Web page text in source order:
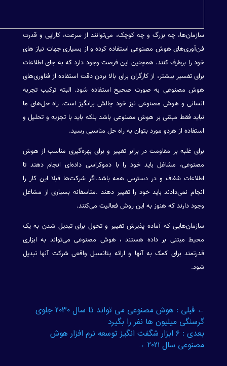
سازمان‌ها، چه بزرگ و چه کوچک، می‌توانند از سرعت، کارایی و قدرت
فن‌آوری‌های هوش مصنوعی استفاده کرده و از بسیاری جهات نیاز های
خود را برطرف کنند. همچنین این فرصت وجود دارد که به جای اطلاعات
برای تفسیر بیشتر، از کارگران برای بالا بردن دقت استفاده از فناوری‌های
هوش مصنوعی به صورت صحیح استفاده شود. البته ترکیب تجربه
انسانی و هوش مصنوعی نیز خود چالش برانگیز است. راه حل‌های ما
نباید فقط مبتنی بر هوش مصنوعی باشد بلکه باید با تجزیه و تحلیل و
استفاده از هردو مورد بتوان به راه حل مناسبی رسید.
برای غلبه بر مقاومت در برابر تغییر و برای بهره‌گیری مناسب از هوش
مصنوعی، مشاغل باید خود را با دموکراسی داده‌ای انجام دهند تا
اطلاعات شفاف و در دسترس همه باشد.اگر شرکت‌ها قبلا این کار را
انجام نمی‌دادند باید خود را تغییر دهند .متاسفانه بسیاری از مشاغل
وجود دارند که هنوز به این روش فعالیت می‌کنند.
سازمان‌هایی که آماده پذیرش تغییر و تحول برای تبدیل شدن به یک
محیط مبتنی بر داده هستند ، هوش مصنوعی می‌تواند به ابزاری
قدرتمند برای کمک به آنها و ارائه پتانسیل واقعی شرکت آنها تبدیل
شود.
←
قبلی : هوش مصنوعی می تواند تا سال ۲۰۳۰ جلوی
گرسنگی میلیون ها نفر را بگیرد
بعدی : ۶ ابزار شگفت انگیز توسعه نرم افزار هوش
مصنوعی سال ۲۰۲۱
→